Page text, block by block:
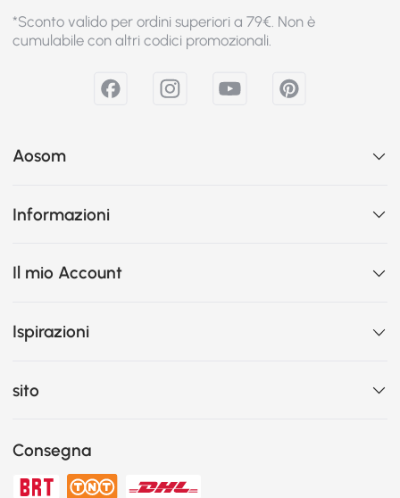
*Sconto valido per ordini superiori a 79€. Non è
cumulabile con altri codici promozionali.
Aosom
Informazioni
Il mio Account
Ispirazioni
sito
Consegna